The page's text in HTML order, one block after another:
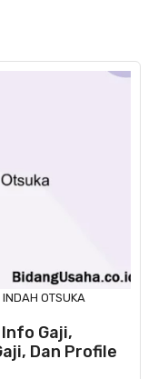
OTSUKA
Gaji,
Dan Profile